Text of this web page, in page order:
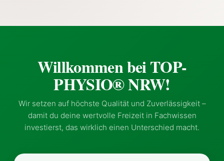
Willkommen bei TOP-
PHYSIO® NRW!
Wir setzen auf höchste Qualität und Zuverlässigkeit –
damit du deine wertvolle Freizeit in Fachwissen
investierst, das wirklich einen Unterschied macht.